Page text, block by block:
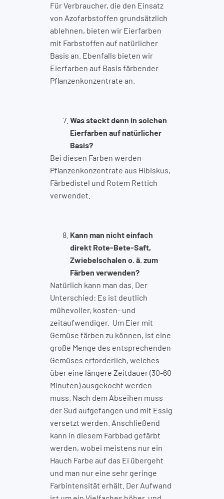
Für Verbraucher, die den Einsatz
von Azofarbstoffen grundsätzlich
ablehnen, bieten wir Eierfarben
mit Farbstoffen auf natürlicher
Basis an. Ebenfalls bieten wir
Eierfarben auf Basis färbender
Pflanzenkonzentrate an.
Was steckt denn in solchen
Eierfarben auf natürlicher
Basis?
Bei diesen Farben werden
Pflanzenkonzentrate aus Hibiskus,
Färbedistel und Rotem Rettich
verwendet.
Kann man nicht einfach
direkt Rote-Bete-Saft,
Zwiebelschalen o. ä. zum
Färben verwenden?
Natürlich kann man das. Der
Unterschied: Es ist deutlich
mühevoller, kosten- und
zeitaufwendiger. Um Eier mit
Gemüse färben zu können, ist eine
große Menge des entsprechenden
Gemüses erforderlich, welches
über eine längere Zeitdauer (30-60
Minuten) ausgekocht werden
muss. Nach dem Abseihen muss
der Sud aufgefangen und mit Essig
versetzt werden. Anschließend
kann in diesem Farbbad gefärbt
werden, wobei meistens nur ein
Hauch Farbe auf das Ei übergeht
und man nur eine sehr geringe
Farbintensität erhält. Der Aufwand